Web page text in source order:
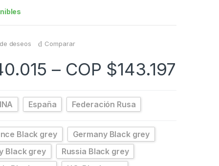
deseos Comparar
– COP $143.197
España Federación Rusa
Black grey
Germany Black grey
Black grey
Russia Black grey